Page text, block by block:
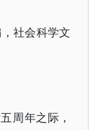
社会科学文
周年之际，